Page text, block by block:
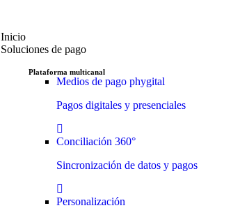
Inicio
Soluciones de pago
Plataforma multicanal
Medios de pago phygital
Pagos digitales y presenciales
Conciliación 360°
Sincronización de datos y pagos
Personalización